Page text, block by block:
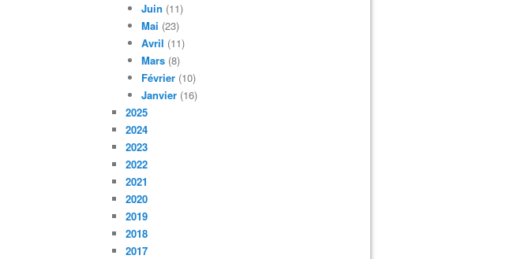
Juin (11)
Mai (23)
Avril (11)
Mars (8)
Février (10)
Janvier (16)
2025
2024
2023
2022
2021
2020
2019
2018
2017